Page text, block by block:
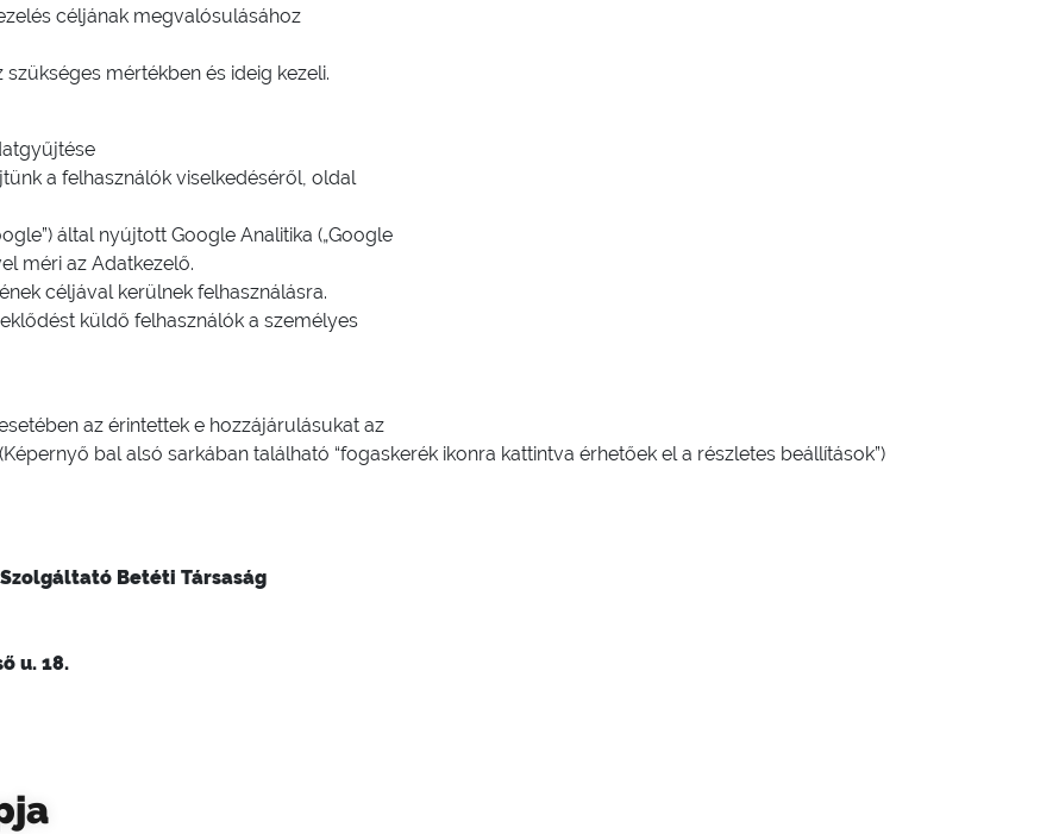
céljának megvalósulásához
mértékben és ideig kezeli.
a felhasználók viselkedéséről, oldal
által nyújtott Google Analitika („Google
méri az Adatkezelő.
céljával kerülnek felhasználásra.
küldő felhasználók a személyes
az érintettek e hozzájárulásukat az
bal alsó sarkában található “fogaskerék ikonra kattintva érhetőek el a részletes beállítások”)
Szolgáltató Betéti Társaság
u. 18.